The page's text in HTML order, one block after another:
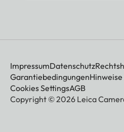
ImpressumDatenschutz
Garantiebedingungen
Cookies SettingsAGB
Copyright © 2026 Leica